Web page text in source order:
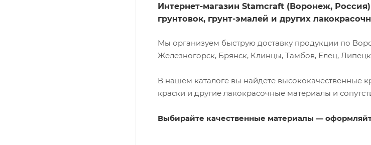
Интернет-магазин Stamcraft (Воронеж,
грунтовок, грунт-эмалей и других
Мы организуем быструю доставку продукции по
Железногорск, Брянск, Клинцы, Тамбов, Елец,
В нашем каталоге вы найдете высококачественные
краски и другие лакокрасочные материалы и
Выбирайте качественные материалы —